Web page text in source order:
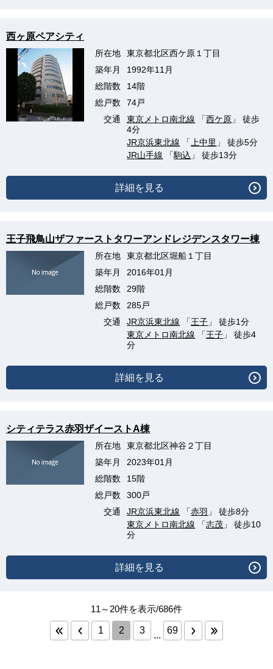
西ヶ原ペアシティ
所在地
東京都北区西ケ原１丁目
築年月
1992年11月
総階数
14階
総戸数
74戸
交通
東京メトロ南北線 「西ケ原 」 徒歩
4分
JR京浜東北線 「 上中里 」 徒歩5分
JR山手線 「駒込 」 徒歩13分
詳細を見る
王子飛鳥山ザファーストタワーアンドレジデンスタワー棟
所在地
東京都北区堀船１丁目
築年月
2016年01月
総階数
29階
総戸数
285戸
交通
JR京浜東北線 「王子 」 徒歩1分
東京メトロ南北線 「王子 」 徒歩4
分
詳細を見る
シティテラス赤羽ザイーストA棟
所在地
東京都北区神谷２丁目
築年月
2023年01月
総階数
15階
総戸数
300戸
交通
JR京浜東北線 「赤羽 」 徒歩8分
東京メトロ南北線 「志茂 」 徒歩10
分
詳細を見る
11～20件を表示/686件
1 2 3 ... 69